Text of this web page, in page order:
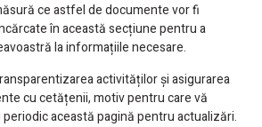
ce astfel de documente vor fi
în această secțiune pentru a
la informațiile necesare.
activităților și asigurarea
cu cetățenii, motiv pentru care vă
această pagină pentru actualizări.